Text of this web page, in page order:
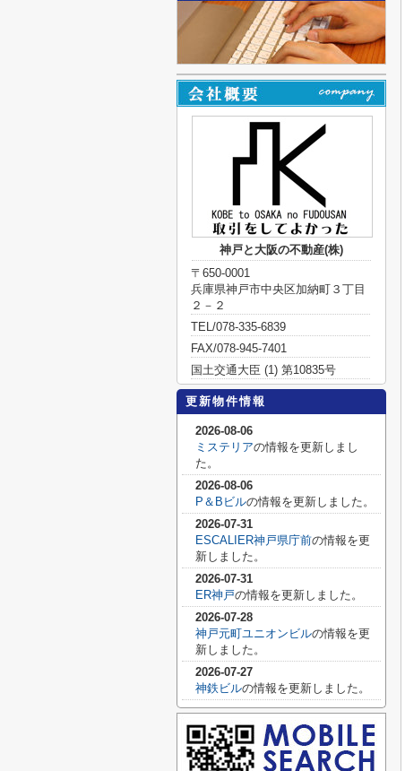
神戸と大阪の不動産(株)
〒650-0001
兵庫県神戸市中央区加納町３丁目
２－２
TEL/078-335-6839
FAX/078-945-7401
国土交通大臣 (1) 第10835号
更新物件情報
2026-08-06
ミステリアの情報を更新しまし
た。
2026-08-06
P＆Bビルの情報を更新しました。
2026-07-31
ESCALIER神戸県庁前の情報を更
新しました。
2026-07-31
ER神戸の情報を更新しました。
2026-07-28
神戸元町ユニオンビルの情報を更
新しました。
2026-07-27
神鉄ビルの情報を更新しました。